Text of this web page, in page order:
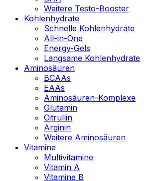
Weitere Testo-Booster
Kohlenhydrate
Schnelle Kohlenhydrate
All-in-One
Energy-Gels
Langsame Kohlenhydrate
Aminosäuren
BCAAs
EAAs
Aminosäuren-Komplexe
Glutamin
Citrullin
Arginin
Weitere Aminosäuren
Vitamine
Multivitamine
Vitamin A
Vitamine B